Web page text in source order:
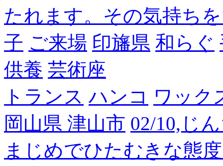
たれます。その気持ち
子 ご来場 印旛県 和らぐ
供養 芸術座
トランス ハンコ ワック
岡山県 津山市 02/10,じ
まじめでひたむきな態